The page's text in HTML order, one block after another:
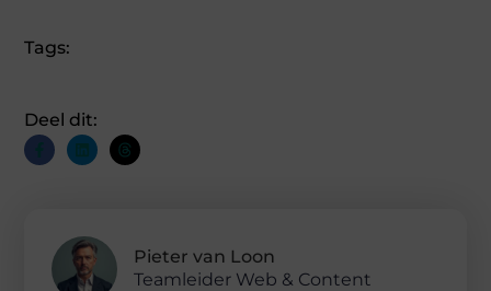
Tags:
Deel dit:
Pieter van Loon
Teamleider Web & Content